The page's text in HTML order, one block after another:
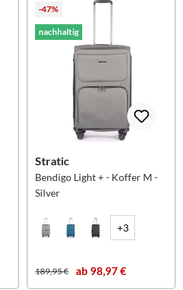
-47%
nachhaltig
Stratic
Bendigo Light + - Koffer M -
Silver
+3
189,95 € ab 98,97 €